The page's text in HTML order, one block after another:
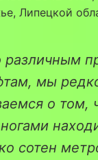
Липецкой
различным
мы
о том,
сотен